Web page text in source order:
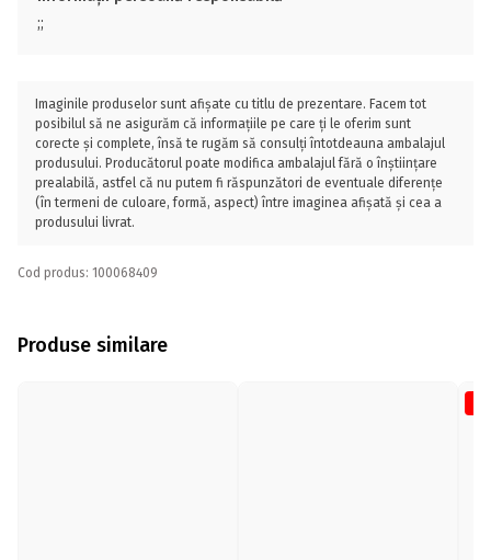
;;
Imaginile produselor sunt afișate cu titlu de prezentare. Facem tot
posibilul să ne asigurăm că informațiile pe care ți le oferim sunt
corecte și complete, însă te rugăm să consulți întotdeauna ambalajul
produsului. Producătorul poate modifica ambalajul fără o înștiințare
prealabilă, astfel că nu putem fi răspunzători de eventuale diferențe
(în termeni de culoare, formă, aspect) între imaginea afișată și cea a
produsului livrat.
Cod produs: 100068409
Produse similare